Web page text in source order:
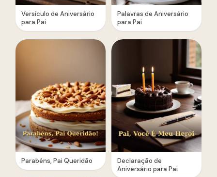
Versículo de Aniversário
para Pai
Parabéns, Pai Queridão
Palavras de Aniversário
para Pai
Declaração de
Aniversário para Pai